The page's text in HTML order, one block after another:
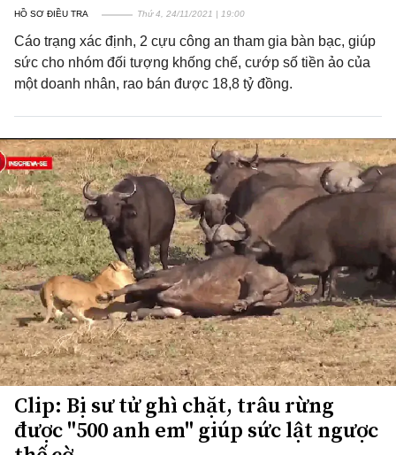
HỒ SƠ ĐIỀU TRA Thứ 4, 24/11/2021 | 19:00
Cáo trạng xác định, 2 cựu công an tham gia bàn bạc, giúp
sức cho nhóm đối tượng khống chế, cướp số tiền ảo của
một doanh nhân, rao bán được 18,8 tỷ đồng.
Clip: Bị sư tử ghì chặt, trâu rừng
được "500 anh em" giúp sức lật ngược